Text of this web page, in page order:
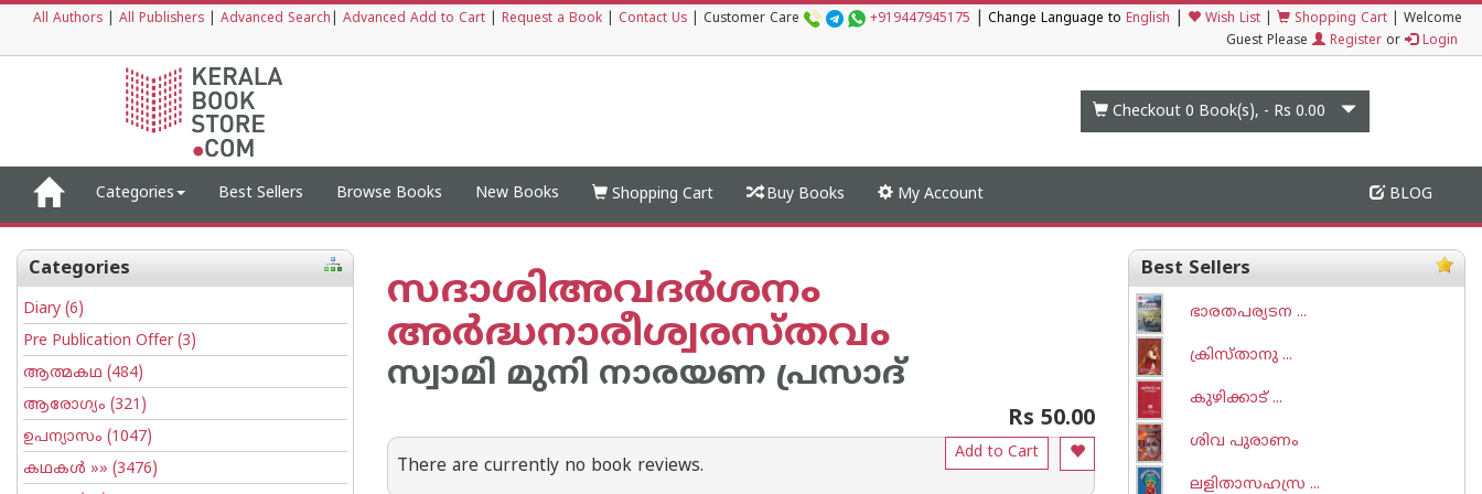
All Authors All Publishers Advanced Search Advanced Add to Cart Request a Book Contact Us Customer Care +919447945175 Change Language to English Wish List Shopping Cart
Welcome
Guest Please
Register or Login
Checkout 0 Book(s), - Rs 0.00
Categories Best Sellers Browse Books New Books Shopping Cart Buy Books My Account BLOG
Categories
Diary (6)
Pre Publication Offer(3)
ആത്മകഥ (484)
ആരോഗ്യം (321)
ഉപന്യാസം (1047)
കഥകള്‍ »» (3476)
സദാശിഅവദര്‍ശനം
അര്‍ദ്ധനാരീശ്വരസ്തവം
സ്വാമി മുനി നാരയണ പ്രസാദ്
Rs 50.00
Add to Cart
There are currently no book reviews.
Best Sellers
ഭാരതപര്യടന ...
ക്രിസ്താനു ...
കുഴിക്കാട് ...
ശിവ പുരാണം
ലളിതാസഹസ്ര ...